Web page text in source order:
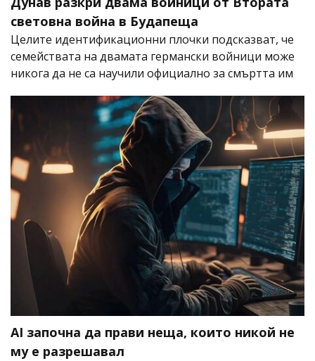
световна война в Будапеща
Целите идентификационни плочки подсказват, че
семействата на двамата германски войници може
никога да не са научили официално за смъртта им
AI започна да прави неща, които никой не
му е разрешавал